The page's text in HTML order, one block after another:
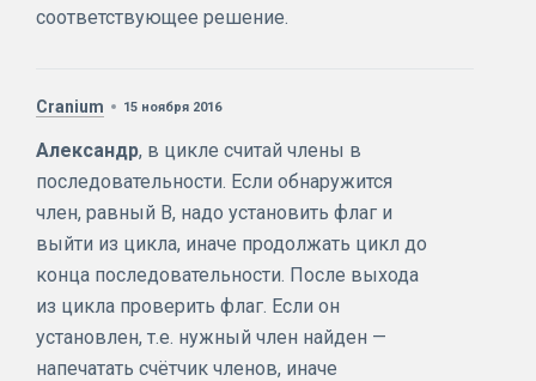
соответствующее решение.
Cranium 15 ноября 2016
Александр, в цикле считай члены в
последовательности. Если обнаружится
член, равный В, надо установить флаг и
выйти из цикла, иначе продолжать цикл до
конца последовательности. После выхода
из цикла проверить флаг. Если он
установлен, т.е. нужный член найден —
напечатать счётчик членов, иначе